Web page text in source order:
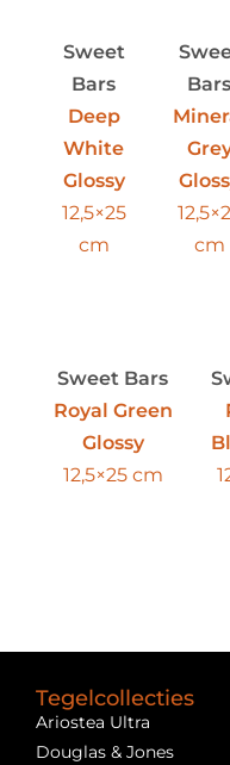
Sweet
Bars
Deep
White
Glossy
12,5×25
cm
Bars
cm
Sweet Bars
Royal Green
Glossy
12,5×25 cm
Tegelcollecties
Ariostea Ultra
Douglas & Jones